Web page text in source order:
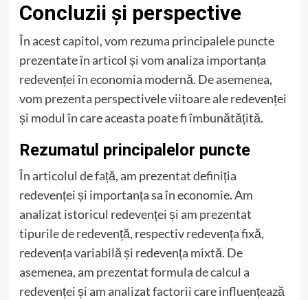
Concluzii și perspective
În acest capitol, vom rezuma principalele puncte
prezentate în articol și vom analiza importanța
redevenței în economia modernă. De asemenea,
vom prezenta perspectivele viitoare ale redevenței
și modul în care aceasta poate fi îmbunătățită.
Rezumatul principalelor puncte
În articolul de față, am prezentat definiția
redevenței și importanța sa în economie. Am
analizat istoricul redevenței și am prezentat
tipurile de redevență, respectiv redevența fixă,
redevența variabilă și redevența mixtă. De
asemenea, am prezentat formula de calcul a
redevenței și am analizat factorii care influențează